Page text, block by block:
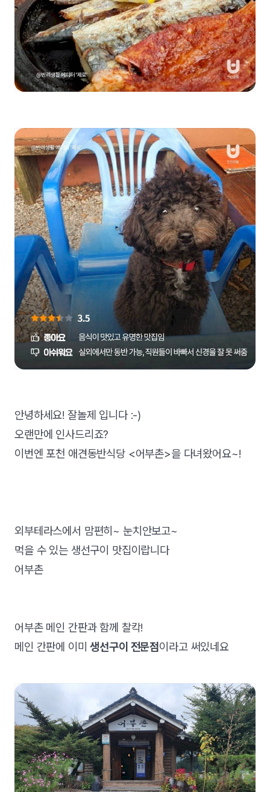
안녕하세요! 잘놀제 입니다 :-)
오랜만에 인사드리죠?
이번엔 포천 애견동반식당 <어부촌>을 다녀왔어요~!
외부테라스에서 맘편히~ 눈치안보고~
먹을 수 있는 생선구이 맛집이랍니다
어부촌
어부촌 메인 간판과 함께 찰칵!
메인 간판에 이미생선구이 전문점이라고 써있네요